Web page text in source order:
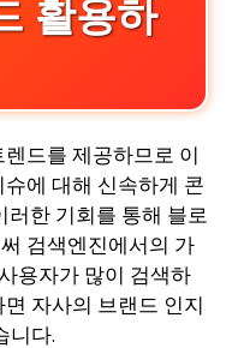
활용하
드를 제공하므로 이
에 대해 신속하게 콘
러한 기회를 통해 블로
검색엔진에서의 가
용자가 많이 검색하
자사의 브랜드 인지
니다.